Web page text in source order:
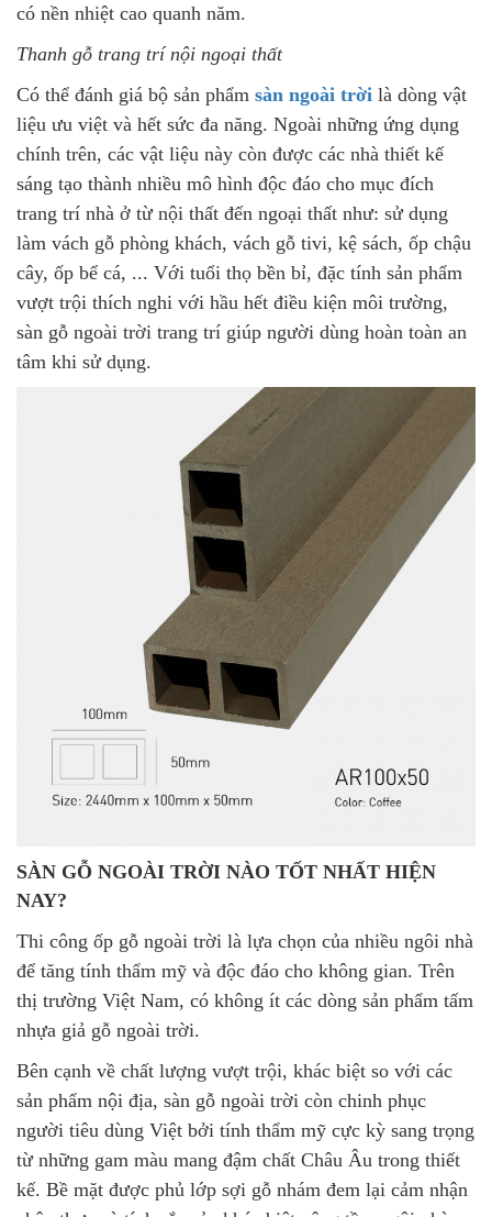
có nền nhiệt cao quanh năm.
Thanh gỗ trang trí nội ngoại thất
Có thể đánh giá bộ sản phẩm sàn ngoài trời là dòng vật
liệu ưu việt và hết sức đa năng. Ngoài những ứng dụng
chính trên, các vật liệu này còn được các nhà thiết kế
sáng tạo thành nhiều mô hình độc đáo cho mục đích
trang trí nhà ở từ nội thất đến ngoại thất như: sử dụng
làm vách gỗ phòng khách, vách gỗ tivi, kệ sách, ốp chậu
cây, ốp bể cá, ... Với tuổi thọ bền bỉ, đặc tính sản phẩm
vượt trội thích nghi với hầu hết điều kiện môi trường,
sàn gỗ ngoài trời trang trí giúp người dùng hoàn toàn an
tâm khi sử dụng.
SÀN GỖ NGOÀI TRỜI NÀO TỐT NHẤT HIỆN
NAY?
Thi công ốp gỗ ngoài trời là lựa chọn của nhiều ngôi nhà
để tăng tính thẩm mỹ và độc đáo cho không gian. Trên
thị trường Việt Nam, có không ít các dòng sản phẩm tấm
nhựa giả gỗ ngoài trời.
Bên cạnh về chất lượng vượt trội, khác biệt so với các
sản phẩm nội địa, sàn gỗ ngoài trời còn chinh phục
người tiêu dùng Việt bởi tính thẩm mỹ cực kỳ sang trọng
từ những gam màu mang đậm chất Châu Âu trong thiết
kế. Bề mặt được phủ lớp sợi gỗ nhám đem lại cảm nhận